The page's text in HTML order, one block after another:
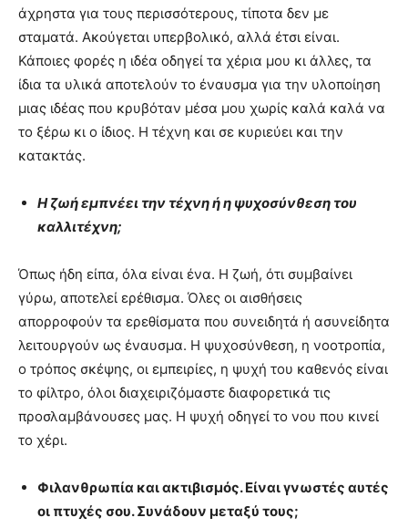
άχρηστα για τους περισσότερους, τίποτα δεν με
σταματά. Ακούγεται υπερβολικό, αλλά έτσι είναι.
Κάποιες φορές η ιδέα οδηγεί τα χέρια μου κι άλλες, τα
ίδια τα υλικά αποτελούν το έναυσμα για την υλοποίηση
μιας ιδέας που κρυβόταν μέσα μου χωρίς καλά καλά να
το ξέρω κι ο ίδιος. Η τέχνη και σε κυριεύει και την
κατακτάς.
Η ζωή εμπνέει την τέχνη ή η ψυχοσύνθεση του
καλλιτέχνη;
Όπως ήδη είπα, όλα είναι ένα. Η ζωή, ότι συμβαίνει
γύρω, αποτελεί ερέθισμα. Όλες οι αισθήσεις
απορροφούν τα ερεθίσματα που συνειδητά ή ασυνείδητα
λειτουργούν ως έναυσμα. Η ψυχοσύνθεση, η νοοτροπία,
ο τρόπος σκέψης, οι εμπειρίες, η ψυχή του καθενός είναι
το φίλτρο, όλοι διαχειριζόμαστε διαφορετικά τις
προσλαμβάνουσες μας. Η ψυχή οδηγεί το νου που κινεί
το χέρι.
Φιλανθρωπία και ακτιβισμός. Είναι γνωστές αυτές
οι πτυχές σου. Συνάδουν μεταξύ τους;